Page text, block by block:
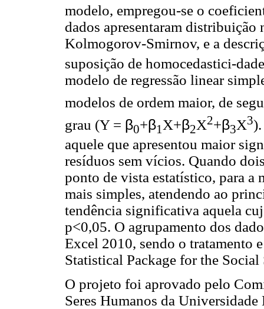
modelo, empregou-se o
dados apresentaram
Kolmogorov-Smirnov, e a
suposição de homocedastici-
modelo de regressão linear
modelos de ordem maior, de
grau (Y = β0+β1 X+β2X2+β3X3
aquele que apresentou maior
resíduos sem vícios. Quando
ponto de vista estatístico, para a
mais simples, atendendo ao
tendência significativa aquela
p<0,05. O agrupamento dos
Excel 2010, sendo o tratamento
Statistical Package for the Social
O projeto foi aprovado pelo
Seres Humanos da